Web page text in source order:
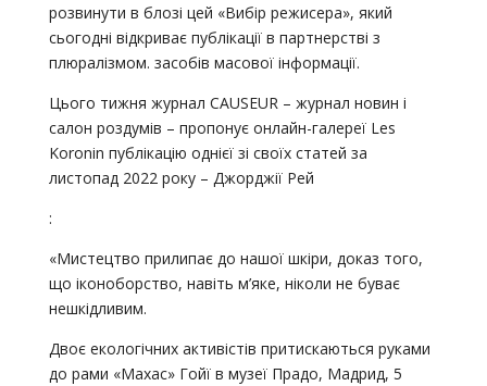
розвинути в блозі цей «Вибір режисера», який
сьогодні відкриває публікації в партнерстві з
плюралізмом. засобів масової інформації.
Цього тижня журнал CAUSEUR – журнал новин і
салон роздумів – пропонує онлайн-галереї Les
Koronin публікацію однієї зі своїх статей за
листопад 2022 року – Джорджії Рей
:
«Мистецтво прилипає до нашої шкіри, доказ того,
що іконоборство, навіть м’яке, ніколи не буває
нешкідливим.
Двоє екологічних активістів притискаються руками
до рами «Махас» Гойї в музеї Прадо, Мадрид, 5